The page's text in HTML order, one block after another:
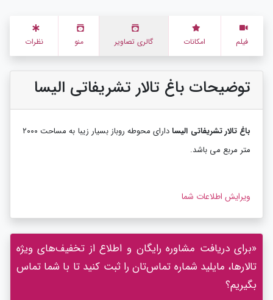
فیلم امکانات گالری تصاویر منو نظرات
توضیحات باغ تالار تشریفاتی الیسا
باغ تالار تشریفاتی الیسا
دارای محوطه روباز بسیار زیبا به مساحت ۲۰۰۰
متر مربع می باشد.
ویرایش اطلاعات شما
«برای دریافت مشاوره رایگان و اطلاع از تخفیف‌های ویژه
تالارها، مایلید شماره تماس‌تان را ثبت کنید تا با شما تماس
بگیریم؟